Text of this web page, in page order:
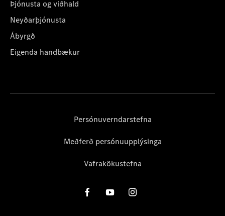
Þjónusta og viðhald
Neyðarþjónusta
Ábyrgð
Eigenda handbækur
Persónuverndarstefna
Meðferð persónuupplýsinga
Vafrakökustefna